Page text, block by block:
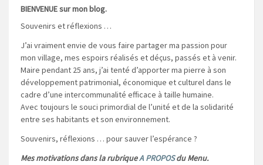
BIENVENUE sur mon blog.
Souvenirs et réflexions …
J’ai vraiment envie de vous faire partager ma passion pour
mon village, mes espoirs réalisés et déçus, passés et à venir.
Maire pendant 25 ans, j’ai tenté d’apporter ma pierre à son
développement patrimonial, économique et culturel dans le
cadre d’une intercommunalité efficace à taille humaine.
Avec toujours le souci primordial de l’unité et de la solidarité
entre ses habitants et son environnement.
Souvenirs, réflexions … pour sauver l’espérance ?
Mes motivations dans la rubriqueA PROPOSdu Menu.